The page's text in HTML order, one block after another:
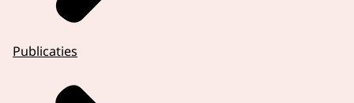
Publicaties